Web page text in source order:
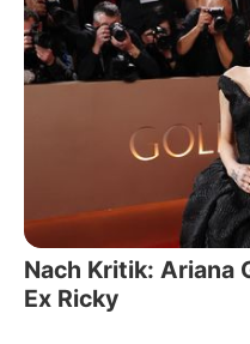
Nach Kritik: Ariana
Ex Ricky